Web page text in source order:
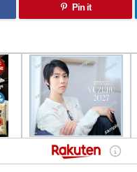
Pin it